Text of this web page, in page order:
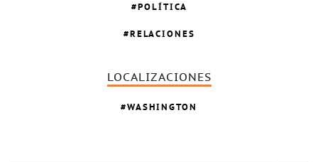
POLÍTICA
RELACIONES
LOCALIZACIONES
WASHINGTON